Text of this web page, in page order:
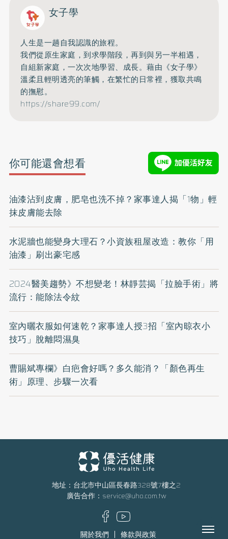
女子學
人生是一趟自我認識的旅程。
我們從原生家庭，到求學階段，再到與另一半相遇，
自組新家庭，一次次地學習、成長。藉由《女子學》
溫柔且輕明透亮的筆觸，在繁忙的日常裡，獲取共鳴
的撫慰。
https://share99.com/
你可能還會想看
油漆沾到皮膚，肥皂也洗不掉？家事達人揭「1物」輕
抹皮膚能去除
水泥牆也能變身大理石？小資族租屋改造：教你「用
油漆」刷出豪宅感
2024醫美趨勢》不想變老！林靜芸揭「拉臉手術」將
流行：能除法令紋
室內曬衣服如何速乾？家事達人授3招「室內晾衣小
技巧」脫離悶濕臭
曹賜斌專欄》白疤會好嗎？多久能消？「顏色再生
術」原理、步驟一次看
地址：台北市中山區長春路328號7樓之2
廣告合作： service@uho.com.tw
關於我們 條款與政策 Menu